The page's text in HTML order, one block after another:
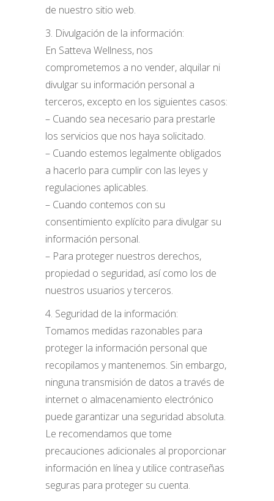
de nuestro sitio web.
3. Divulgación de la información:
En Satteva Wellness, nos
comprometemos a no vender, alquilar ni
divulgar su información personal a
terceros, excepto en los siguientes casos:
– Cuando sea necesario para prestarle
los servicios que nos haya solicitado.
– Cuando estemos legalmente obligados
a hacerlo para cumplir con las leyes y
regulaciones aplicables.
– Cuando contemos con su
consentimiento explícito para divulgar su
información personal.
– Para proteger nuestros derechos,
propiedad o seguridad, así como los de
nuestros usuarios y terceros.
4. Seguridad de la información:
Tomamos medidas razonables para
proteger la información personal que
recopilamos y mantenemos. Sin embargo,
ninguna transmisión de datos a través de
internet o almacenamiento electrónico
puede garantizar una seguridad absoluta.
Le recomendamos que tome
precauciones adicionales al proporcionar
información en línea y utilice contraseñas
seguras para proteger su cuenta.